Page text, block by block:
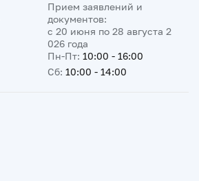
Прием заявлений и
документов:
с 20 июня по 28 августа 2
026 года
Пн-Пт: 10:00 - 16:00
Сб: 10:00 - 14:00